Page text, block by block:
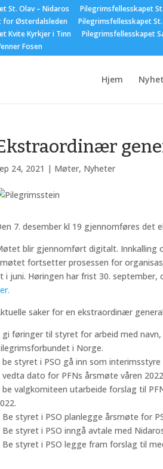
St. Olav – Nidaros Pilegrimsfellesskapet
for Østerdalsleden
Pilegrimsfellesskapet
Kvite Kyrkjer i Tinn
Pilegrimsfellesskapet
Fosen
Hjem
24, 2021 | Møter, Nyheter
7. desember kl 19 gjennomføres det
blir gjennomført digitalt. Innkalling
fortsetter prosessen for
i juni. Høringen har frist 30. september,
saker for en ekstraordinær
gi føringer til styret for arbeid med
i Norge.
be styret i PSO gå inn som
vedta dato for PFNs årsmøte våren
be valgkomiteen utarbeide forslag til
Be styret i PSO planlegge årsmøte for
Be styret i PSO inngå avtale med
Be styret i PSO legge fram forslag til